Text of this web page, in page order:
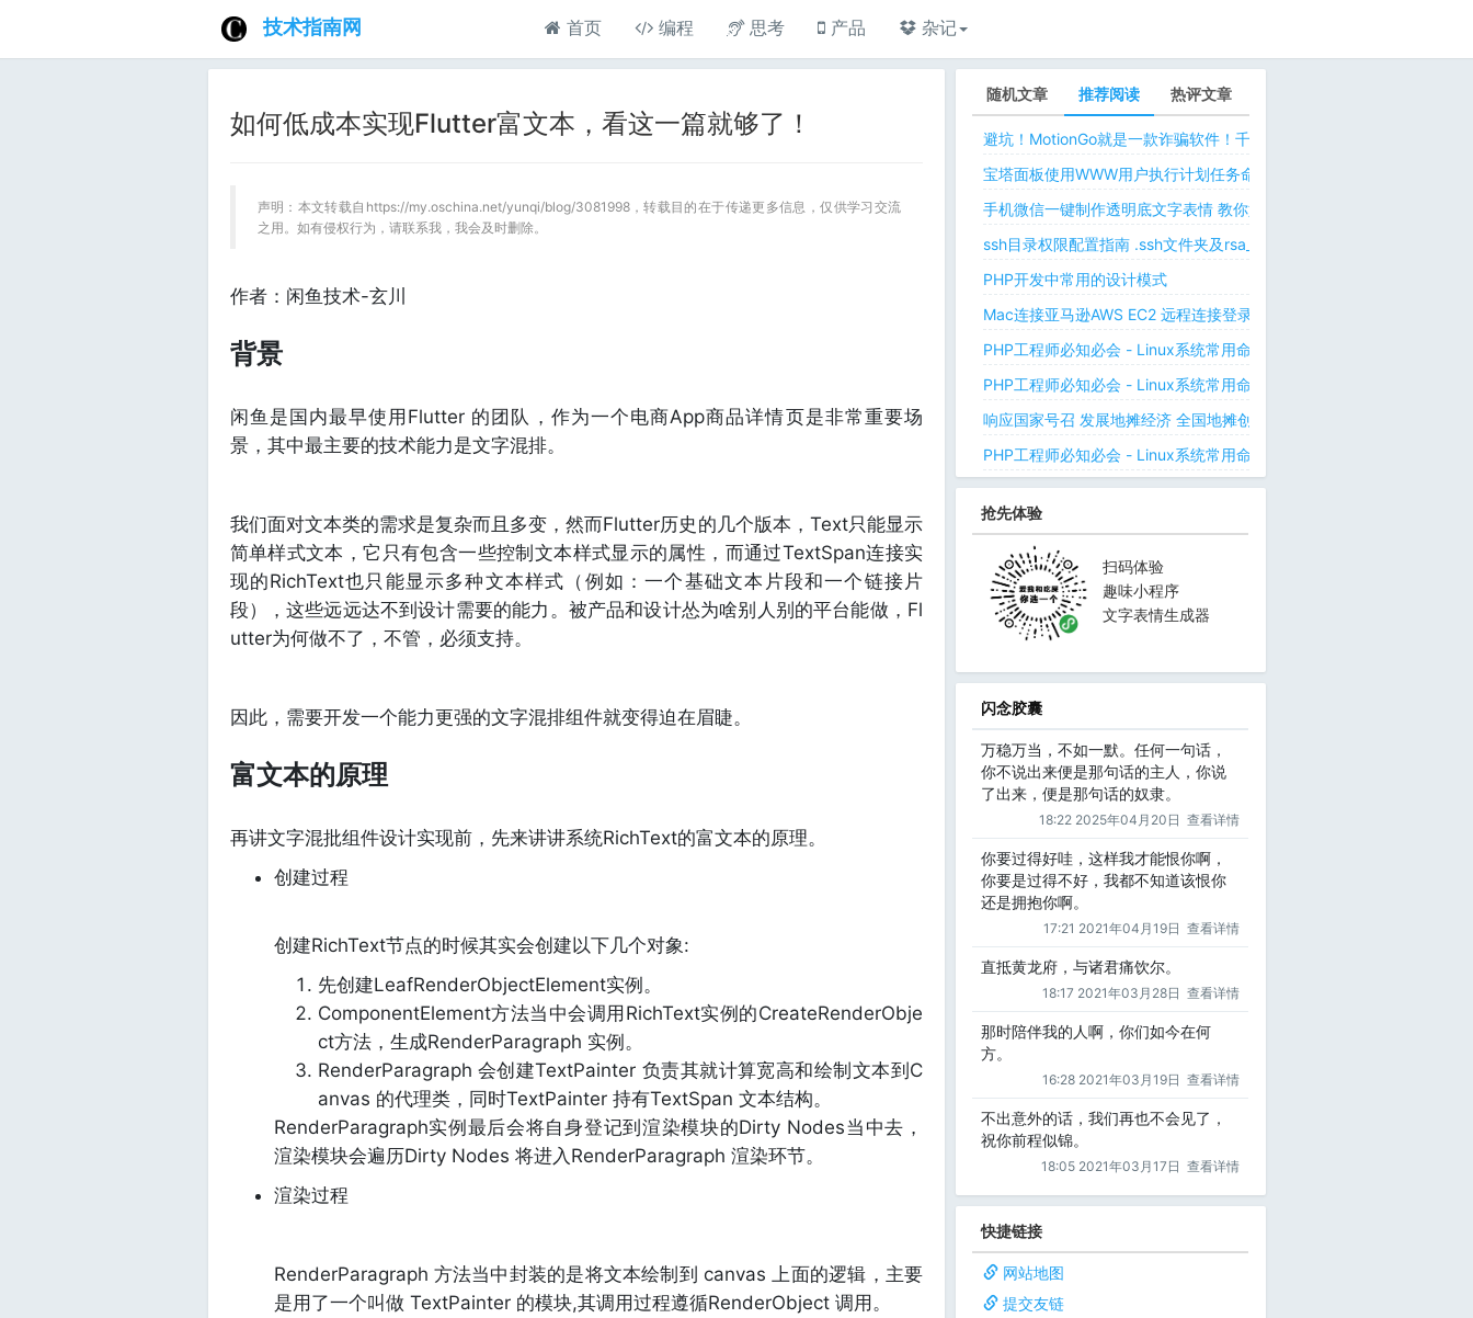
技术指南网 首页 编程 思考 产品 杂记
如何低成本实现Flutter富文本，看这一篇就够了！
声明：本文转载自https://my.oschina.net/yunqi/blog/3081998，转载目的在于传递更多信息，仅供学习交流
之用。如有侵权行为，请联系我，我会及时删除。
作者：闲鱼技术-玄川
背景
闲鱼是国内最早使用Flutter 的团队，作为一个电商App商品详情页是非常重要场
景，其中最主要的技术能力是文字混排。
我们面对文本类的需求是复杂而且多变，然而Flutter历史的几个版本，Text只能显示
简单样式文本，它只有包含一些控制文本样式显示的属性，而通过TextSpan连接实
现的RichText也只能显示多种文本样式（例如：一个基础文本片段和一个链接片
段），这些远远达不到设计需要的能力。被产品和设计怂为啥别人别的平台能做，Fl
utter为何做不了，不管，必须支持。
因此，需要开发一个能力更强的文字混排组件就变得迫在眉睫。
富文本的原理
再讲文字混批组件设计实现前，先来讲讲系统RichText的富文本的原理。
创建过程
创建RichText节点的时候其实会创建以下几个对象:
先创建LeafRenderObjectElement实例。
ComponentElement方法当中会调用RichText实例的CreateRenderObje
ct方法，生成RenderParagraph 实例。
RenderParagraph 会创建TextPainter 负责其就计算宽高和绘制文本到C
anvas 的代理类，同时TextPainter 持有TextSpan 文本结构。
RenderParagraph实例最后会将自身登记到渲染模块的Dirty Nodes当中去，
渲染模块会遍历Dirty Nodes 将进入RenderParagraph 渲染环节。
渲染过程
RenderParagraph 方法当中封装的是将文本绘制到 canvas 上面的逻辑，主要
是用了一个叫做 TextPainter 的模块,其调用过程遵循RenderObject 调用。
随机文章 推荐阅读 热评文章
避坑！MotionGo就是一款诈骗软件！千万不要用ChatPPT，浪费时间！
宝塔面板使用WWW用户执行计划任务命令 解决laravel日志权限问题 宝
手机微信一键制作透明底文字表情 教你如何让微信表情包背景为透明
ssh目录权限配置指南 .ssh文件夹及rsa_id.pub等文件正确权限规则
PHP开发中常用的设计模式
Mac连接亚马逊AWS EC2 远程连接登录不上去 有pem私钥文件依然要
PHP工程师必知必会 - Linux系统常用命令 - Linux中的网络管理命令（
PHP工程师必知必会 - Linux系统常用命令 - Linux中的网络管理命令（
响应国家号召 发展地摊经济 全国地摊创业经验微信交流群
PHP工程师必知必会 - Linux系统常用命令 - Linux 用户和用户组管理
抢先体验
扫码体验
趣味小程序
文字表情生成器
闪念胶囊
万稳万当，不如一默。任何一句话，
你不说出来便是那句话的主人，你说
了出来，便是那句话的奴隶。
18:22 2025年04月20日 查看详情
你要过得好哇，这样我才能恨你啊，
你要是过得不好，我都不知道该恨你
还是拥抱你啊。
17:21 2021年04月19日 查看详情
直抵黄龙府，与诸君痛饮尔。
18:17 2021年03月28日 查看详情
那时陪伴我的人啊，你们如今在何
方。
16:28 2021年03月19日 查看详情
不出意外的话，我们再也不会见了，
祝你前程似锦。
18:05 2021年03月17日 查看详情
快捷链接
网站地图
提交友链